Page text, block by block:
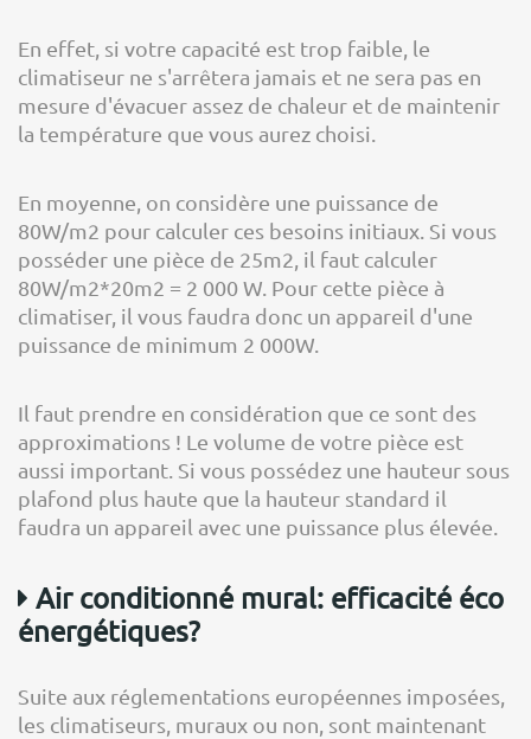
En effet, si votre capacité est trop faible, le
climatiseur ne s'arrêtera jamais et ne sera pas en
mesure d'évacuer assez de chaleur et de maintenir
la température que vous aurez choisi.
En moyenne, on considère une puissance de
80W/m2 pour calculer ces besoins initiaux. Si vous
posséder une pièce de 25m2, il faut calculer
80W/m2*20m2 = 2 000 W. Pour cette pièce à
climatiser, il vous faudra donc un appareil d'une
puissance de minimum 2 000W.
Il faut prendre en considération que ce sont des
approximations ! Le volume de votre pièce est
aussi important. Si vous possédez une hauteur sous
plafond plus haute que la hauteur standard il
faudra un appareil avec une puissance plus élevée.
Air conditionné mural: efficacité éco
énergétiques?
Suite aux réglementations européennes imposées,
les climatiseurs, muraux ou non, sont maintenant